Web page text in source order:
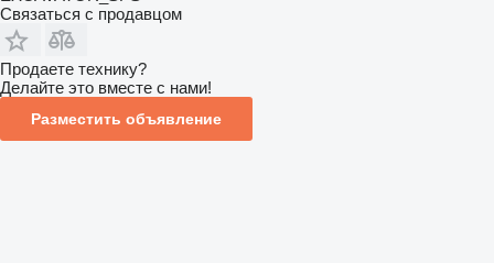
Связаться с продавцом
Продаете технику?
Делайте это вместе с нами!
Разместить объявление